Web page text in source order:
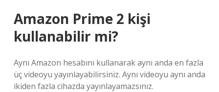
Amazon Prime 2 kişi
kullanabilir mi?
Aynı Amazon hesabını kullanarak aynı anda en fazla
üç videoyu yayınlayabilirsiniz. Aynı videoyu aynı anda
ikiden fazla cihazda yayınlayamazsınız.